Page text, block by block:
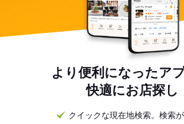
より便利になったア
快適にお店探し
クイックな現在地検索。検索